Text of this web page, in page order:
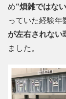
め“煩雑ではな
っていた経験
が左右されない
ました。